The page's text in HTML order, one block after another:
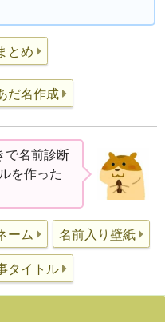
とめ
だ名作成
で名前診断
を作った
ーム 名前入り壁紙
タイトル